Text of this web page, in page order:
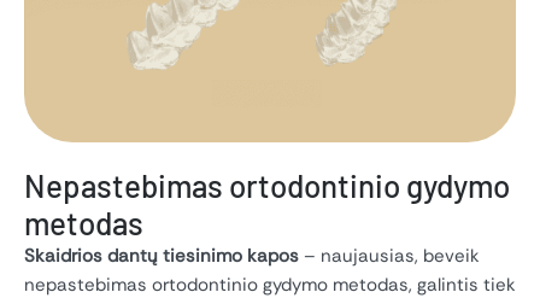
Nepastebimas ortodontinio gydymo
metodas
Skaidrios dantų tiesinimo kapos – naujausias, beveik
nepastebimas ortodontinio gydymo metodas, galintis tiek